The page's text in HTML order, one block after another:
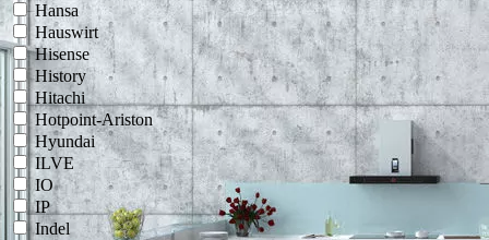
Hansa
Hauswirt
Hisense
History
Hitachi
Hotpoint-Ariston
Hyundai
ILVE
IO
IP
Indel